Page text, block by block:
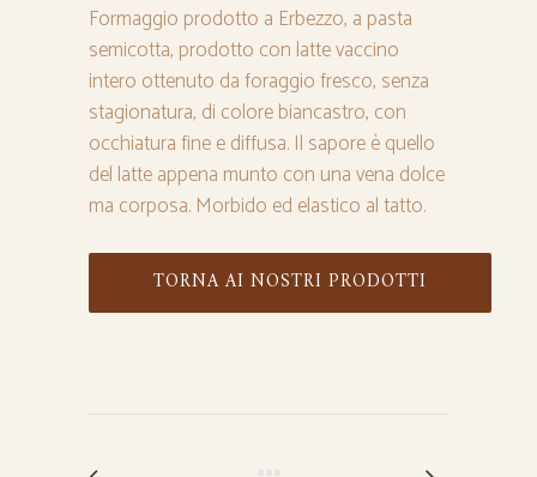
Formaggio prodotto a Erbezzo, a pasta
semicotta, prodotto con latte vaccino
intero ottenuto da foraggio fresco, senza
stagionatura, di colore biancastro, con
occhiatura fine e diffusa. Il sapore è quello
del latte appena munto con una vena dolce
ma corposa. Morbido ed elastico al tatto.
TORNA AI NOSTRI PRODOTTI